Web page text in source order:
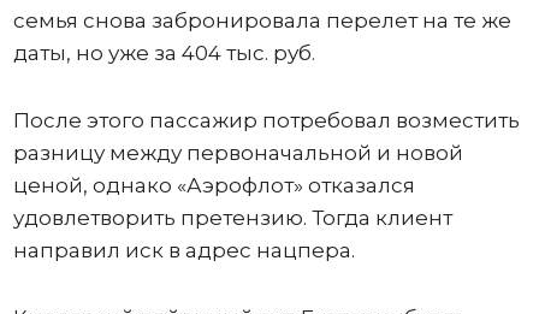
семья снова забронировала перелет на те же
даты, но уже за 404 тыс. руб.
После этого пассажир потребовал возместить
разницу между первоначальной и новой
ценой, однако «Аэрофлот» отказался
удовлетворить претензию. Тогда клиент
направил иск в адрес нацпера.